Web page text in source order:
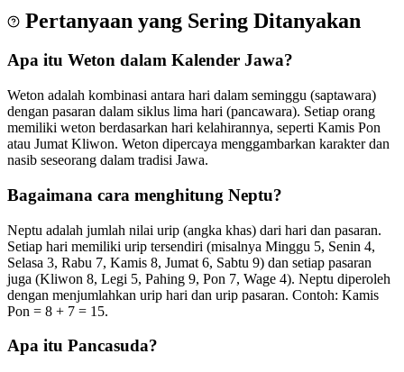
Pertanyaan yang Sering Ditanyakan
Apa itu Weton dalam Kalender Jawa?
Weton adalah kombinasi antara hari dalam seminggu (saptawara)
dengan pasaran dalam siklus lima hari (pancawara). Setiap orang
memiliki weton berdasarkan hari kelahirannya, seperti Kamis Pon
atau Jumat Kliwon. Weton dipercaya menggambarkan karakter dan
nasib seseorang dalam tradisi Jawa.
Bagaimana cara menghitung Neptu?
Neptu adalah jumlah nilai urip (angka khas) dari hari dan pasaran.
Setiap hari memiliki urip tersendiri (misalnya Minggu 5, Senin 4,
Selasa 3, Rabu 7, Kamis 8, Jumat 6, Sabtu 9) dan setiap pasaran
juga (Kliwon 8, Legi 5, Pahing 9, Pon 7, Wage 4). Neptu diperoleh
dengan menjumlahkan urip hari dan urip pasaran. Contoh: Kamis
Pon = 8 + 7 = 15.
Apa itu Pancasuda?